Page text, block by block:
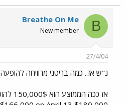
B
Breathe On Me
New member
27/4/04
נ"ש אז.. כמה בריטני מרוויחה
אז ככה הממוצע הוא 150,000$ להופעה , אבל הנה נתונים מדויקים